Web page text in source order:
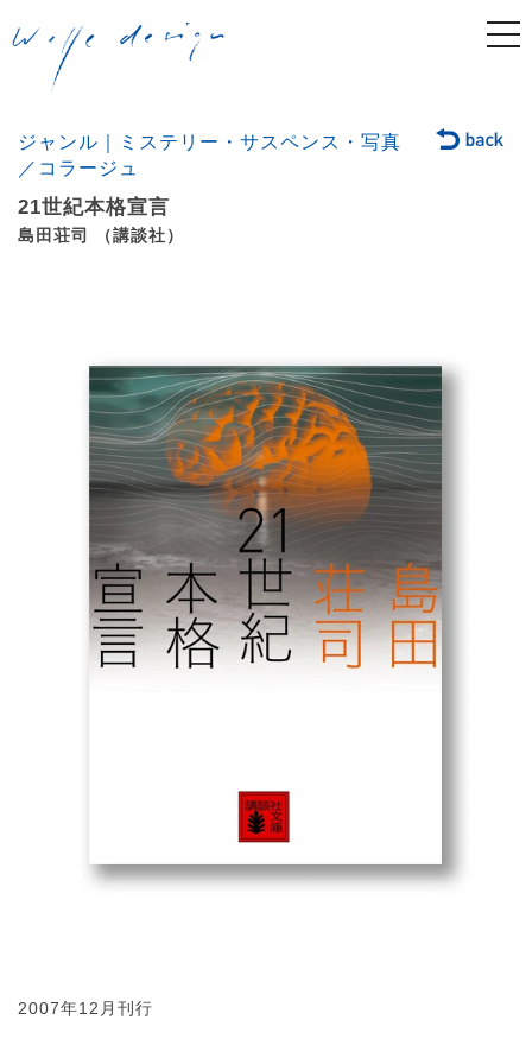
ジャンル｜ミステリー・サスペンス・写真
／コラージュ
21世紀本格宣言
島田荘司 （講談社）
2007年12月刊行